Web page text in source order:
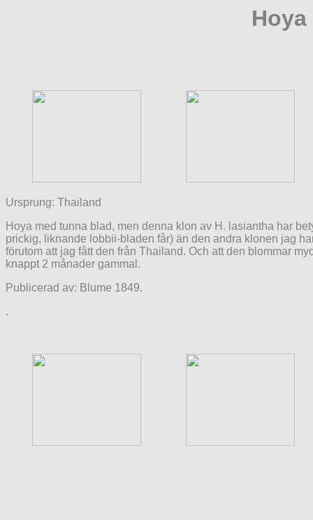
Ursprung: Thailand
Hoya med tunna blad, men denna klon av H. lasiantha har
prickig, liknande lobbii-bladen får) än den andra klonen jag
förutom att jag fått den från Thailand. Och att den blommar
knappt 2 månader gammal.
Publicerad av: Blume 1849.
.